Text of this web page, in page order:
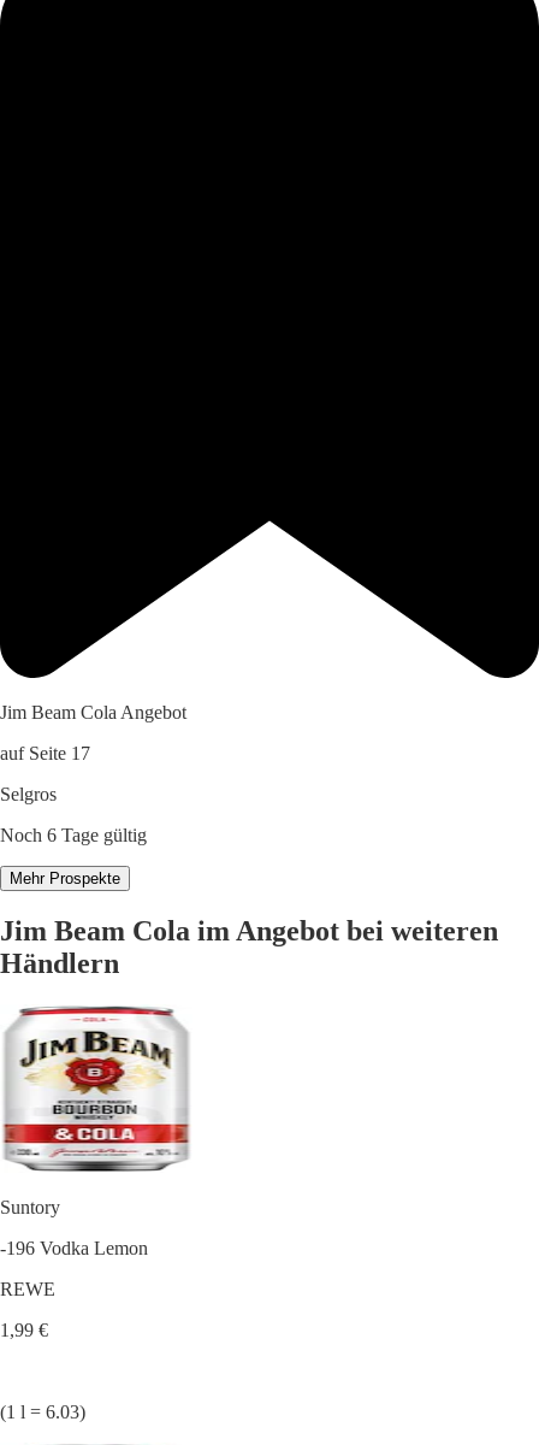
Jim Beam Cola Angebot
auf Seite 17
Selgros
Noch 6 Tage gültig
Mehr Prospekte
Jim Beam Cola im Angebot bei weiteren
Händlern
Suntory
-196 Vodka Lemon
REWE
1,99 €
(1 l = 6.03)